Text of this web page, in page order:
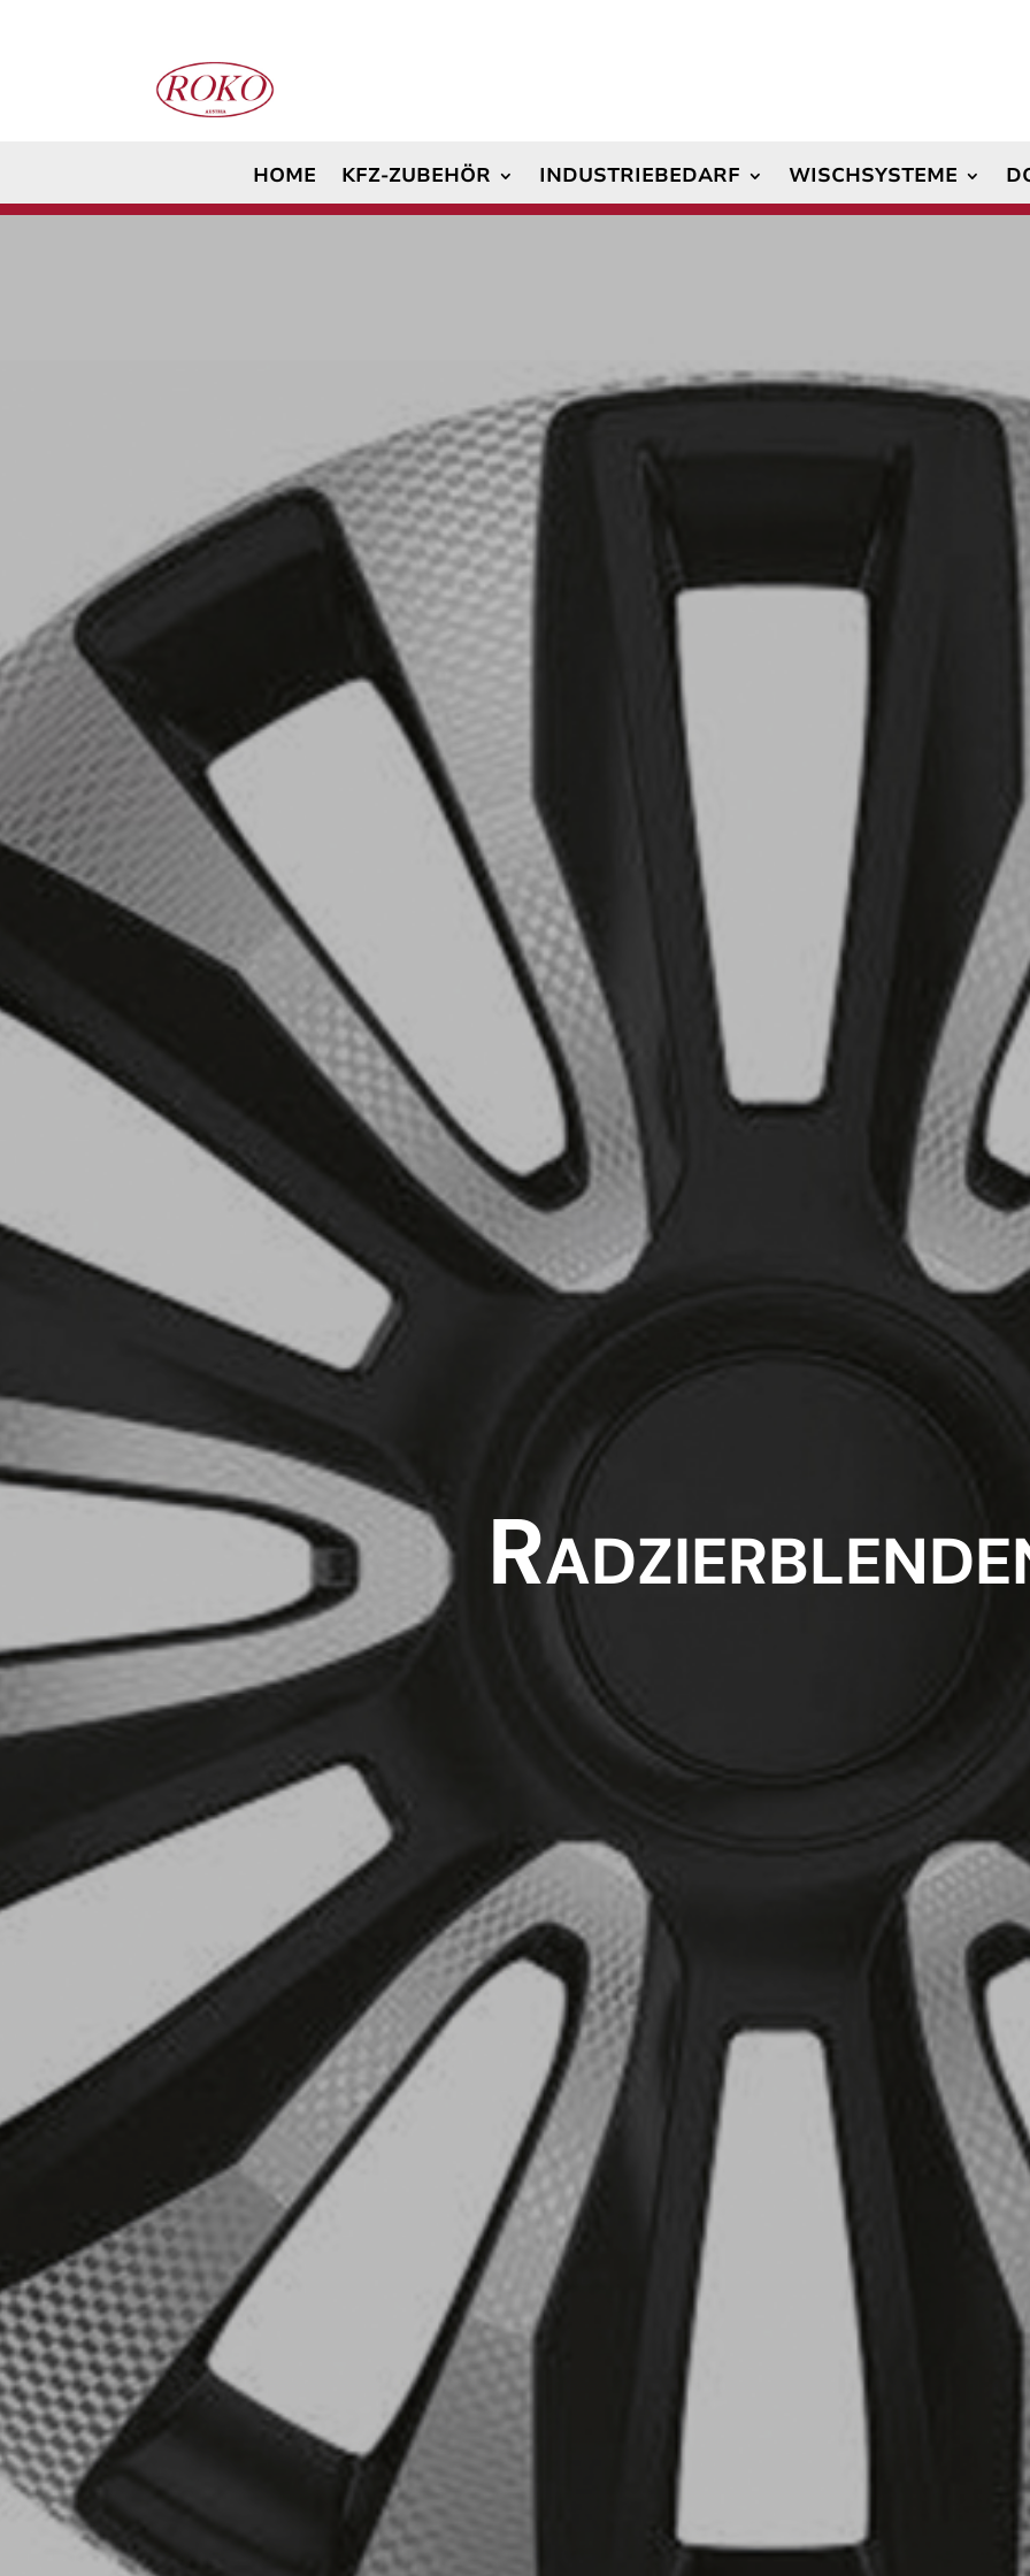
HOME KFZ-ZUBEHÖR INDUSTRIEBEDARF WISCHSYSTEME